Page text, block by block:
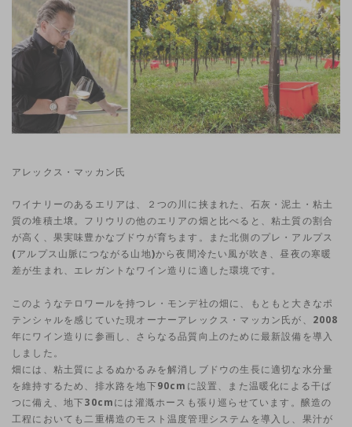
アレックス・マッカン氏
ワイナリーのあるエリアは、２つの川に挟まれた、石灰・泥土・粘土
質の堆積土壌。フリウリの他のエリアの畑と比べると、粘土質の割合
が高く、果実味豊かなブドウが育ちます。また北側のプレ・アルプス
(アルプス山脈につながる山地)から夜間冷たい風が吹き、昼夜の寒暖
差が生まれ、エレガントなワイン造りに適した環境です。
このようなテロワールを持つレ・モンデ社の畑に、もともと大きなポ
テンシャルを感じていた現オーナーアレックス・マッカン氏が、2008
年にワイン造りに参画し、さらなる品質向上のために最新設備を導入
しました。
畑には、粘土質によるぬかるみを解消しブドウの生長に適切な水分量
を維持するため、排水路を地下90cmに設置、また温暖化による干ば
つに備え、地下30cmには灌漑ホースも張り巡らせています。醸造の
工程においても二重構造のモスト温度管理システムを導入し、果汁が